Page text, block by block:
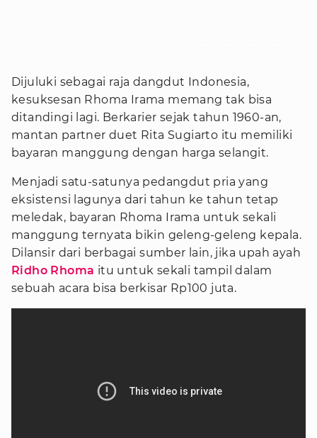
Dijuluki sebagai raja dangdut Indonesia,
kesuksesan Rhoma Irama memang tak bisa
ditandingi lagi. Berkarier sejak tahun 1960-an,
mantan partner duet Rita Sugiarto itu memiliki
bayaran manggung dengan harga selangit.
Menjadi satu-satunya pedangdut pria yang
eksistensi lagunya dari tahun ke tahun tetap
meledak, bayaran Rhoma Irama untuk sekali
manggung ternyata bikin geleng-geleng kepala.
Dilansir dari berbagai sumber lain, jika upah ayah
Ridho Rhoma itu untuk sekali tampil dalam
sebuah acara bisa berkisar Rp100 juta.